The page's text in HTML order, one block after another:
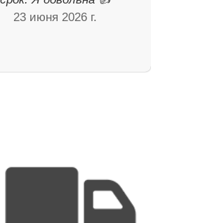
23 июня 2026 г.